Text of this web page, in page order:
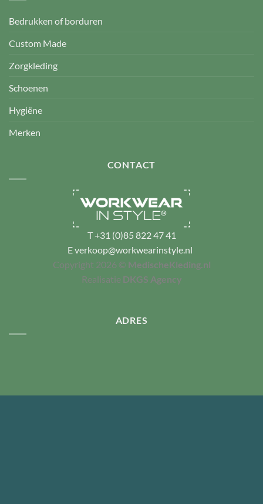
Bedrukken of borduren
Custom Made
Zorgkleding
Schoenen
Hygiëne
Merken
CONTACT
T+31 (0)85 822 47 41
Everkoop@workwearinstyle.nl
Copyright 2026 © MedischeKleding.nl
Realisatie DKGS Agency
ADRES